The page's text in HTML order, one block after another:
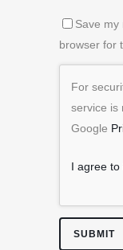
Save my
browser for
For
service is
Google
I agree